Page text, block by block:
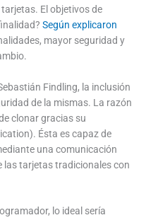
El objetivos de
Según explicaron
mayor seguridad y
Findling, la inclusión
de la mismas. La razón
clonar gracias su
Ésta es capaz de
una comunicación
las tarjetas tradicionales con
lo ideal sería